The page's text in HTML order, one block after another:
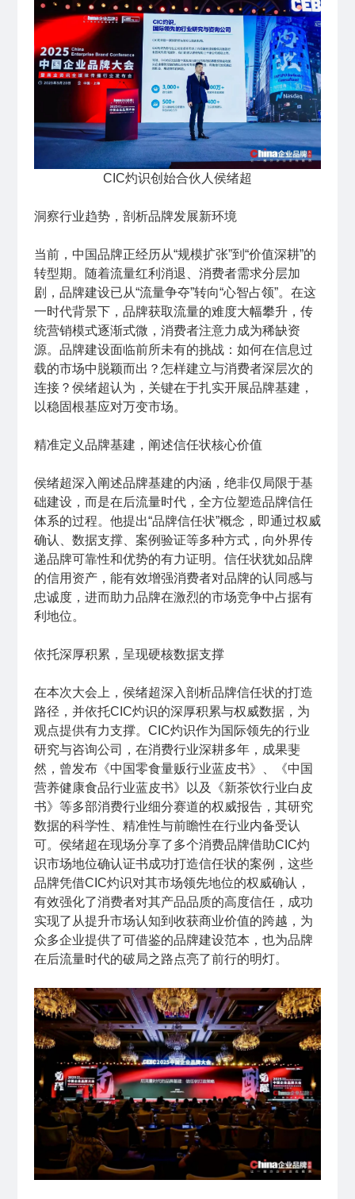
CIC灼识创始合伙人侯绪超
洞察行业趋势，剖析品牌发展新环境
当前，中国品牌正经历从“规模扩张”到“价值深耕”的
转型期。随着流量红利消退、消费者需求分层加
剧，品牌建设已从“流量争夺”转向“心智占领”。在这
一时代背景下，品牌获取流量的难度大幅攀升，传
统营销模式逐渐式微，消费者注意力成为稀缺资
源。品牌建设面临前所未有的挑战：如何在信息过
载的市场中脱颖而出？怎样建立与消费者深层次的
连接？侯绪超认为，关键在于扎实开展品牌基建，
以稳固根基应对万变市场。
精准定义品牌基建，阐述信任状核心价值
侯绪超深入阐述品牌基建的内涵，绝非仅局限于基
础建设，而是在后流量时代，全方位塑造品牌信任
体系的过程。他提出“品牌信任状”概念，即通过权威
确认、数据支撑、案例验证等多种方式，向外界传
递品牌可靠性和优势的有力证明。信任状犹如品牌
的信用资产，能有效增强消费者对品牌的认同感与
忠诚度，进而助力品牌在激烈的市场竞争中占据有
利地位。
依托深厚积累，呈现硬核数据支撑
在本次大会上，侯绪超深入剖析品牌信任状的打造
路径，并依托CIC灼识的深厚积累与权威数据，为
观点提供有力支撑。CIC灼识作为国际领先的行业
研究与咨询公司，在消费行业深耕多年，成果斐
然，曾发布《中国零食量贩行业蓝皮书》、《中国
营养健康食品行业蓝皮书》以及《新茶饮行业白皮
书》等多部消费行业细分赛道的权威报告，其研究
数据的科学性、精准性与前瞻性在行业内备受认
可。侯绪超在现场分享了多个消费品牌借助CIC灼
识市场地位确认证书成功打造信任状的案例，这些
品牌凭借CIC灼识对其市场领先地位的权威确认，
有效强化了消费者对其产品品质的高度信任，成功
实现了从提升市场认知到收获商业价值的跨越，为
众多企业提供了可借鉴的品牌建设范本，也为品牌
在后流量时代的破局之路点亮了前行的明灯。